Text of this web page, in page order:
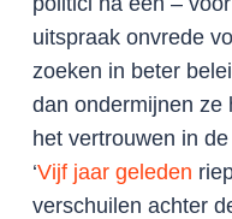
uitspraak onvrede
zoeken in beter
dan ondermijnen ze
het vertrouwen in
‘Vijf jaar geleden
verschuilen achter